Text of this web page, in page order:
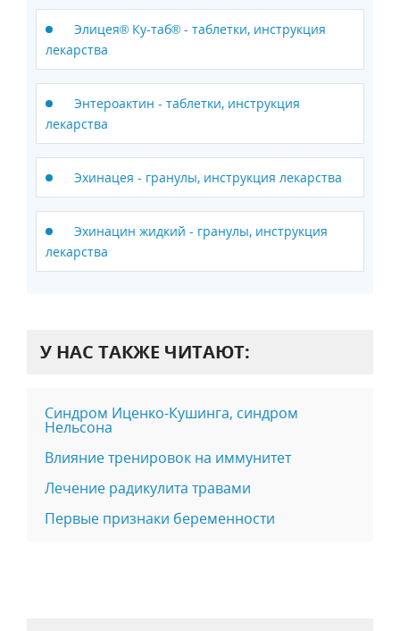
Элицея® Ку-таб® - таблетки, инструкция
лекарства
Энтероактин - таблетки, инструкция
лекарства
Эхинацея - гранулы, инструкция лекарства
Эхинацин жидкий - гранулы, инструкция
лекарства
У НАС ТАКЖЕ ЧИТАЮТ:
Синдром Иценко-Кушинга, синдром
Нельсона
Влияние тренировок на иммунитет
Лечение радикулита травами
Первые признаки беременности